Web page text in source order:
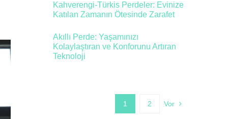
Kahverengi-Türkis Perdeler: Evinize
Katılan Zamanın Ötesinde Zarafet
Akıllı Perde: Yaşamınızı
Kolaylaştıran ve Konforunu Artıran
Teknoloji
1 2 Vor